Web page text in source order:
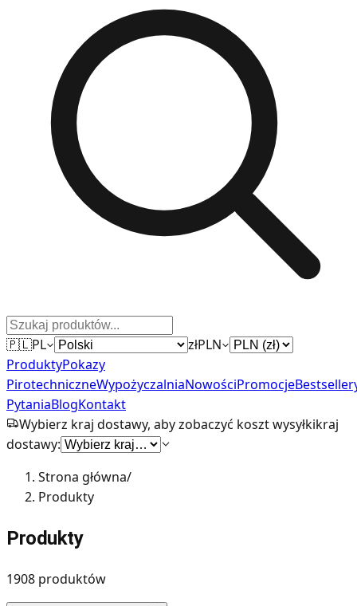
🇵🇱PL złPLN
ProduktyPokazy
PirotechniczneWypożyczalniaNowościPromocje
PytaniaBlogKontakt
Wybierz kraj dostawy, aby zobaczyć koszt wysyłkikraj
dostawy:
Strona główna/
Produkty
Produkty
1908 produktów